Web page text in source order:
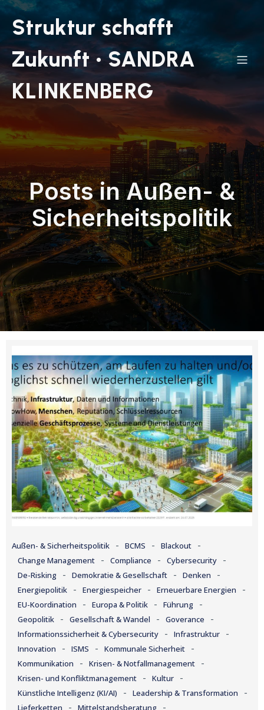
Struktur schafft
Zukunft • SANDRA
KLINKENBERG
Posts in Außen- &
Sicherheitspolitik
Außen- & Sicherheitspolitik - BCMS - Blackout -
Change Management - Compliance - Cybersecurity -
De-Risking - Demokratie & Gesellschaft - Denken -
Energiepolitik - Energiespeicher - Erneuerbare Energien -
EU-Koordination - Europa & Politik - Führung -
Geopolitik - Gesellschaft & Wandel - Goverance -
Informationssicherheit & Cybersecurity - Infrastruktur -
Innovation - ISMS - Kommunale Sicherheit -
Kommunikation - Krisen- & Notfallmanagement -
Krisen- und Konfliktmanagement - Kultur -
Künstliche Intelligenz (KI/AI) - Leadership & Transformation -
Lieferketten - Mittelstandsberatung -